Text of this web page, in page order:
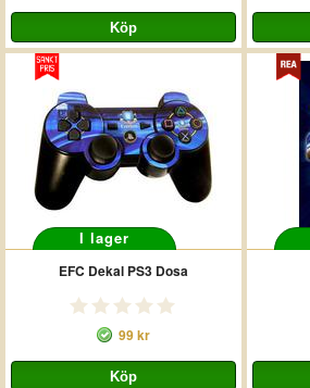
I lager
EFC Dekal PS3 Dosa
99 kr